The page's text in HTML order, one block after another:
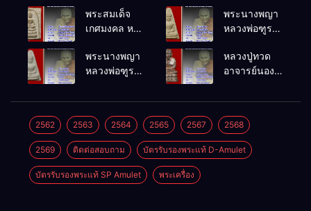
พระสมเด็จ
เกศมงคล หล
โพธิ์นิมิตร
พ.ศ.2512
พระนางพญา
หลวงพ่อฑูรย์
พ.ศ.2512
พระนางพญา
หลวงพ่อฑูรย์
พ.ศ.2512
หลวงปู่ทวด
อาจารย์นอง
พ.ศ.2541
2562 2563 2564 2565 2567 2568
2569 ติดต่อสอบถาม บัตรรับรองพระแท้ D-Amulet
บัตรรับรองพระแท้ SP Amulet พระเครื่อง